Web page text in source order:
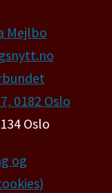
Mejlbo
0182 Oslo
Oslo
og